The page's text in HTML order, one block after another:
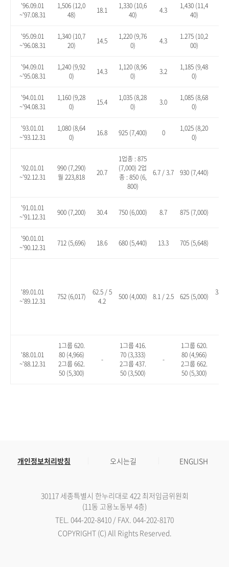
'96.09.01
~'97.08.31
1,506 (12,0
48)
18.1
1,330 (10,6
40)
4.3
1,430 (11,4
40)
'95.09.01
~'96.08.31
1,340 (10,7
20)
14.5
1,220 (9,76
0)
4.3
1.275 (10,2
00)
'94.09.01
~'95.08.31
1,240 (9,92
0)
14.3
1,120 (8,96
0)
3.2
1,185 (9,48
0)
'94.01.01
~'94.08.31
1,160 (9,28
0)
15.4
1,035 (8,28
0)
3.0
1,085 (8,68
0)
'93.01.01
~'93.12.31
1,080 (8,64
0)
16.8 925 (7,400) 0
1,025 (8,20
0)
'92.01.01
~'92.12.31
990 (7,290)
월 223,818
20.7
1업종 : 875
(7,000) 2업
종 : 850 (6,
800)
6.7 / 3.7 930 (7,440)
'91.01.01
~'91.12.31
900 (7,200) 30.4 750 (6,000) 8.7 875 (7,000)
'90.01.01
~'90.12.31
712 (5,696) 18.6 680 (5,440) 13.3 705 (5,648)
'89.01.01
~'89.12.31
752 (6,017)
62.5 / 5
4.2
500 (4,000) 8.1 / 2.5 625 (5,000)
35.1
'88.01.01
~'88.12.31
1그룹 620.
80 (4,966)
2그룹 662.
50 (5,300)
-
1그룹 416.
70 (3,333)
2그룹 437.
50 (3,500)
-
1그룹 620.
80 (4,966)
2그룹 662.
50 (5,300)
개인정보처리방침 오시는길 ENGLISH
30117 세종특별시 한누리대로 422 최저임금위원회
(11동 고용노동부 4층)
TEL. 044-202-8410 / FAX. 044-202-8170
COPYRIGHT (C) All Rights Reserved.